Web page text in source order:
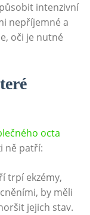
intenzivní
nepříjemné a
oči je nutné
octa
ně patří:
trpí ekzémy,
by měli
jejich stav.